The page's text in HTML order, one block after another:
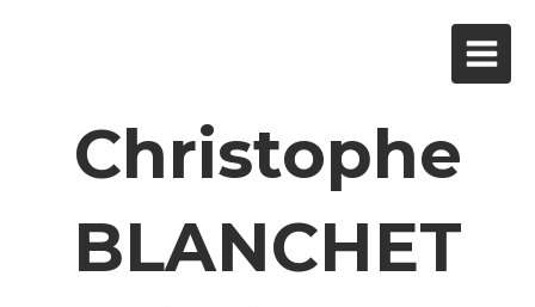
Christophe
BLANCHET